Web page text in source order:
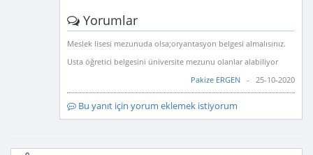
Yorumlar
Meslek lisesi mezunuda olsa;oryantasyon belgesi almalısınız.
Usta öğretici belgesini üniversite mezunu olanlar alabiliyor
Pakize ERGEN - 25-10-2020
Bu yanıt için yorum eklemek istiyorum